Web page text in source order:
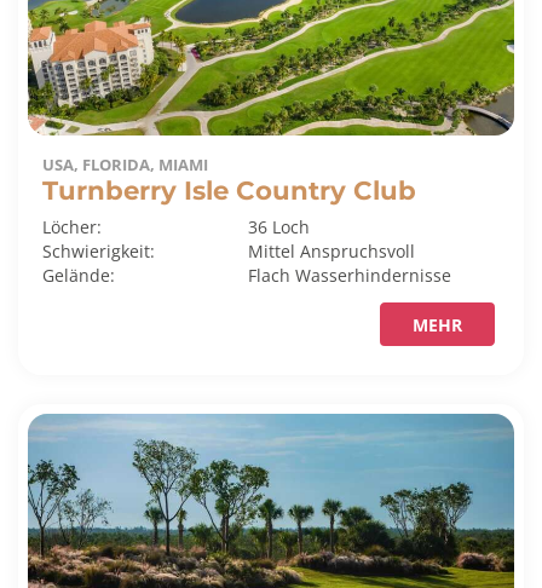
USA, FLORIDA, MIAMI
Turnberry Isle Country Club
Löcher:
36 Loch
Schwierigkeit:
MittelAnspruchsvoll
Gelände:
FlachWasserhindernisse
MEHR